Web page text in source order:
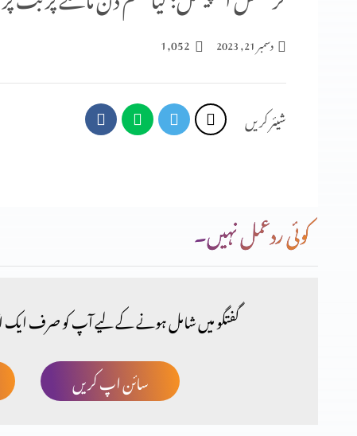
دسمبر 21, 2023 1,052
شیئر کریں
کوئی ردعمل نہیں۔
گفتگو میں شامل ہونے کے لیے آپ کو صرف ایک
سائن اپ کریں